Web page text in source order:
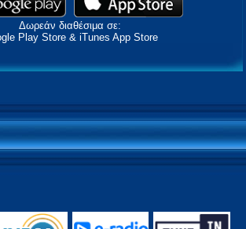
Δωρεάν διαθέσιμα σε:
Play Store & iTunes App Store